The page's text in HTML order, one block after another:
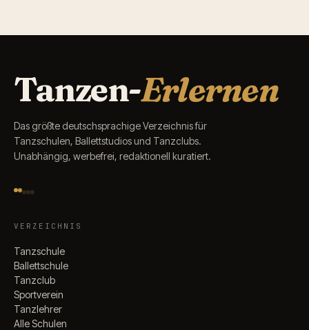
Tanzen-Erlernen
Das größte deutschsprachige Verzeichnis für
Tanzschulen, Ballettstudios und Tanzclubs.
Unabhängig, werbefrei, redaktionell kuratiert.
VERZEICHNIS
Tanzschule
Ballettschule
Tanzclub
Sportverein
Tanzlehrer
Alle Schulen